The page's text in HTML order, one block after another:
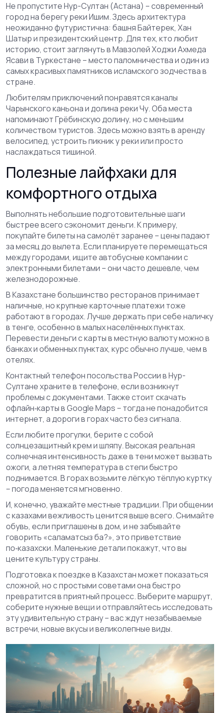
Не пропустите Нур-Султан (Астана) – современный
город на берегу реки Ишим. Здесь архитектура
неожиданно футуристична: башня Байтерек, Хан
Шатыр и президентский центр. Для тех, кто любит
историю, стоит заглянуть в Мавзолей Ходжи Ахмеда
Ясави в Туркестане – место паломничества и один из
самых красивых памятников исламского зодчества в
стране.
Любителям приключений понравятся каналы
Чарынского каньона и долина реки Чу. Оба места
напоминают Грёбинскую долину, но с меньшим
количеством туристов. Здесь можно взять в аренду
велосипед, устроить пикник у реки или просто
наслаждаться тишиной.
Полезные лайфхаки для
комфортного отдыха
Выполнять небольшие подготовительные шаги
быстрее всего сэкономит деньги. К примеру,
покупайте билеты на самолёт заранее – цены падают
за месяц до вылета. Если планируете перемещаться
между городами, ищите автобусные компании с
электронными билетами – они часто дешевле, чем
железнодорожные.
В Казахстане большинство ресторанов принимает
наличные, но крупные карточные платежи тоже
работают в городах. Лучше держать при себе наличку
в тенге, особенно в малых населённых пунктах.
Перевести деньги с карты в местную валюту можно в
банках и обменных пунктах, курс обычно лучше, чем в
отелях.
Контактный телефон посольства России в Нур-
Султане храните в телефоне, если возникнут
проблемы с документами. Также стоит скачать
офлайн‑карты в Google Maps – тогда не понадобится
интернет, а дороги в горах часто без сигнала.
Если любите прогулки, берите с собой
солнцезащитный крем и шляпу. Высокая реальная
солнечная интенсивность даже в тени может вызвать
ожоги, а летняя температура в степи быстро
поднимается. В горах возьмите лёгкую тёплую куртку
– погода меняется мгновенно.
И, конечно, уважайте местные традиции. При общении
с казахами вежливость ценится выше всего. Снимайте
обувь, если приглашены в дом, и не забывайте
говорить «саламатсыз ба?», это приветствие
по‑казахски. Маленькие детали покажут, что вы
цените культуру страны.
Подготовка к поездке в Казахстан может показаться
сложной, но с простыми советами она быстро
превратится в приятный процесс. Выберите маршрут,
соберите нужные вещи и отправляйтесь исследовать
эту удивительную страну – вас ждут незабываемые
встречи, новые вкусы и великолепные виды.